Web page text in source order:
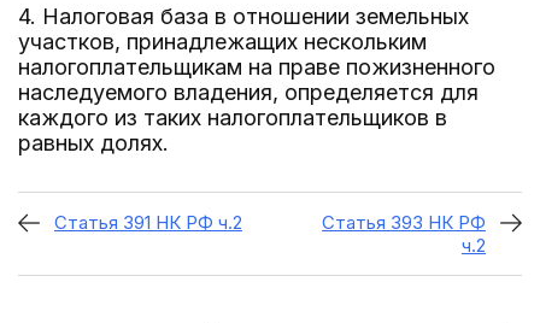
4. Налоговая база в отношении земельных
участков, принадлежащих нескольким
налогоплательщикам на праве пожизненного
наследуемого владения, определяется для
каждого из таких налогоплательщиков в
равных долях.
Статья 391 НК РФ ч.2
Статья 393 НК РФ
ч.2